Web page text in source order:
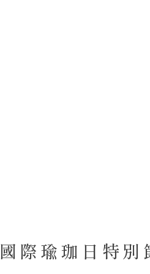
國際瑜珈日特